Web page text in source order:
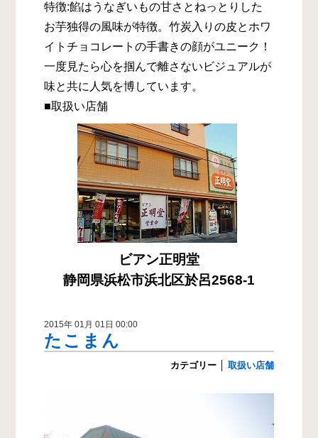
特徴:餡はうなぎいもの甘さとねっとりした
お芋独得の風味が特徴。竹炭入りの皮とホワ
イトチョコレートの手書きの顔がユニーク！
一度見たら心を掴んで離さないビジュアルが
味と共に人気を博しています。
■取扱い店舗
ビアン正明堂
静岡県浜松市浜北区於呂2568-1
2015年 01月 01日 00:00
たこまん
カテゴリー 取扱い店舗